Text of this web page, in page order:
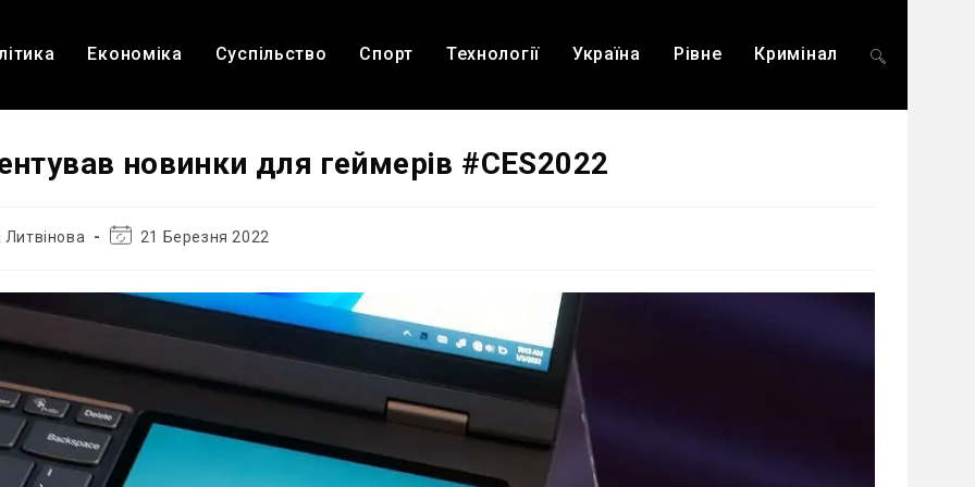
Економіка Суспільство Спорт Технології Україна Рівне Кримінал Перемкнути
новинки для геймерів #CES2022
Остання21 Березня 2022